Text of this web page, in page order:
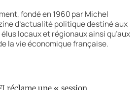
fondé en 1960 par Michel
d’actualité politique destiné aux
locaux et régionaux ainsi qu’aux
la vie économique française.